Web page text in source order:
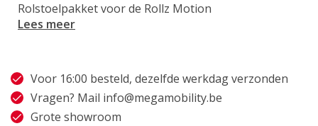
Rolstoelpakket voor de Rollz Motion
Lees meer
Voor 16:00 besteld, dezelfde werkdag verzonden
Vragen? Mail info@megamobility.be
Grote showroom